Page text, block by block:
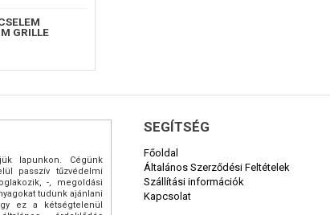
GRILLE
lapunkon. Cégünk
passzív tűzvédelmi
-, megoldási
tudunk ajánlani
ez a kétségtelenül
SEGÍTSÉG
Főoldal
Általános Szerződési Feltételek
Szállítási információk
Kapcsolat